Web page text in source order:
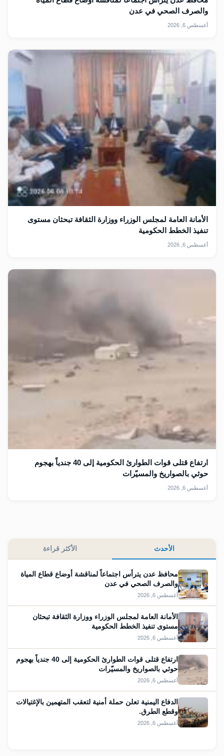
والصرف الصحي في عدن
أغسطس 6, 2026
الأمانة العامة لمجلس الوزراء ووزارة الثقافة تبحثان مستوى
تنفيذ الخطط الحكومية
أغسطس 6, 2026
ارتفاع قتلى قوات الطوارئ الحكومية إلى 40 جندياً بهجوم
حوثي بالصواريخ والمسيّرات
أغسطس 6, 2026
الأحدث الأكثر قراءة
محافظ عدن يترأس اجتماعاً لمناقشة أوضاع قطاع المياة
والصرف الصحي في عدن
أغسطس 6, 2026
الأمانة العامة لمجلس الوزراء ووزارة الثقافة تبحثان
مستوى تنفيذ الخطط الحكومية
أغسطس 6, 2026
ارتفاع قتلى قوات الطوارئ الحكومية إلى 40 جندياً بهجوم
حوثي بالصواريخ والمسيّرات
أغسطس 6, 2026
الدفاع اليمنية تعلن حملة أمنية لتعقب المتهمين بالإغتيالات
وقطع الطرق.
أغسطس 6, 2026